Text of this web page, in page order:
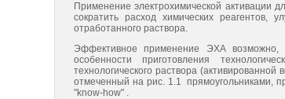
Применение электрохимической активации
сократить расход химических реагентов,
отработанного раствора.
Эффективное применение ЭХА возможно,
особенности приготовления
технологического раствора
отмеченный на рис. 1.1 прямоугольниками,
"know-how" .